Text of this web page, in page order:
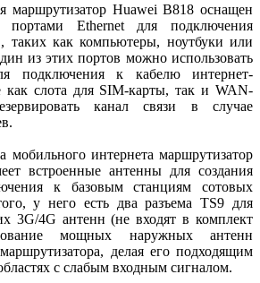
маршрутизатор Huawei B818 оснащен
портами Ethernet для подключения
таких как компьютеры, ноутбуки или
из этих портов можно использовать
подключения к кабелю интернет-
как слота для SIM-карты, так и WAN-
канал связи в случае
мобильного интернета маршрутизатор
встроенные антенны для создания
к базовым станциям сотовых
у него есть два разъема TS9 для
3G/4G антенн (не входят в комплект
мощных наружных антенн
делая его подходящим
с слабым входным сигналом.